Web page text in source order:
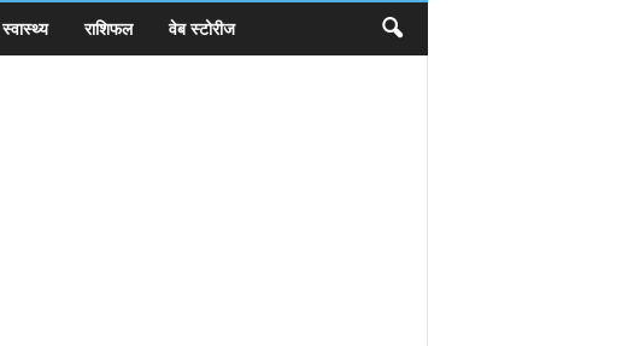
स्वास्थ्य राशिफल वेब स्टोरीज